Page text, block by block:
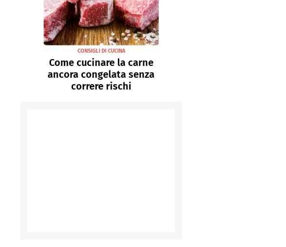
CONSIGLI DI CUCINA
Come cucinare la carne
ancora congelata senza
correre rischi